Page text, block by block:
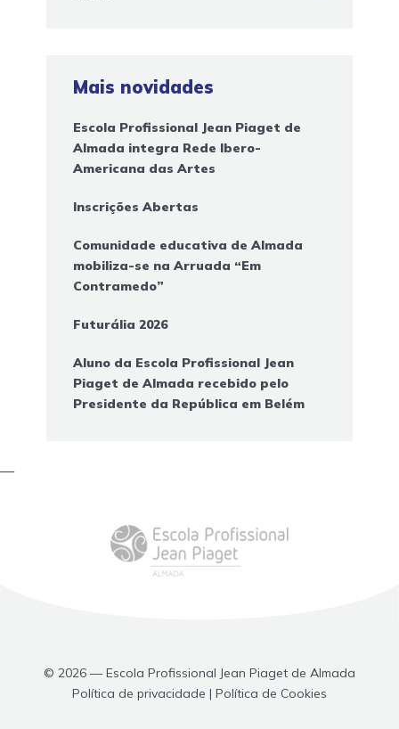
Mais novidades
Escola Profissional Jean Piaget de
Almada integra Rede Ibero-
Americana das Artes
Inscrições Abertas
Comunidade educativa de Almada
mobiliza-se na Arruada “Em
Contramedo”
Futurália 2026
Aluno da Escola Profissional Jean
Piaget de Almada recebido pelo
Presidente da República em Belém
—
© 2026 — Escola Profissional Jean Piaget de Almada
Política de privacidade | Política de Cookies